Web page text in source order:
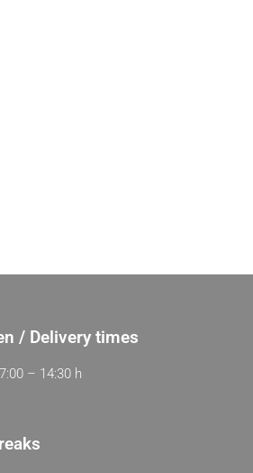
/ Delivery times
– 14:30 h